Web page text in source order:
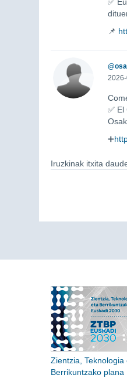
📌
✅
➕
Iruzkinak itxita
Zientzia, Teknologia
Berrikuntzako plana